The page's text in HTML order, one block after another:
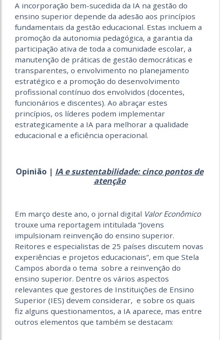
A incorporação bem-sucedida da IA ​​na gestão do
ensino superior depende da adesão aos princípios
fundamentais da gestão educacional. Estas incluem a
promoção da autonomia pedagógica, a garantia da
participação ativa de toda a comunidade escolar, a
manutenção de práticas de gestão democráticas e
transparentes, o envolvimento no planejamento
estratégico e a promoção do desenvolvimento
profissional contínuo dos envolvidos (docentes,
funcionários e discentes). Ao abraçar estes
princípios, os líderes podem implementar
estrategicamente a IA para melhorar a qualidade
educacional e a eficiência operacional.
Opinião | IA e sustentabilidade: cinco pontos de
atenção
Em março deste ano, o jornal digital Valor Econômico
trouxe uma reportagem intitulada “Jovens
impulsionam reinvenção do ensino superior.
Reitores e especialistas de 25 países discutem novas
experiências e projetos educacionais”, em que Stela
Campos aborda o tema sobre a reinvenção do
ensino superior. Dentre os vários aspectos
relevantes que gestores de Instituições de Ensino
Superior (IES) devem considerar, e sobre os quais
fiz alguns questionamentos, a IA aparece, mas entre
outros elementos que também se destacam: